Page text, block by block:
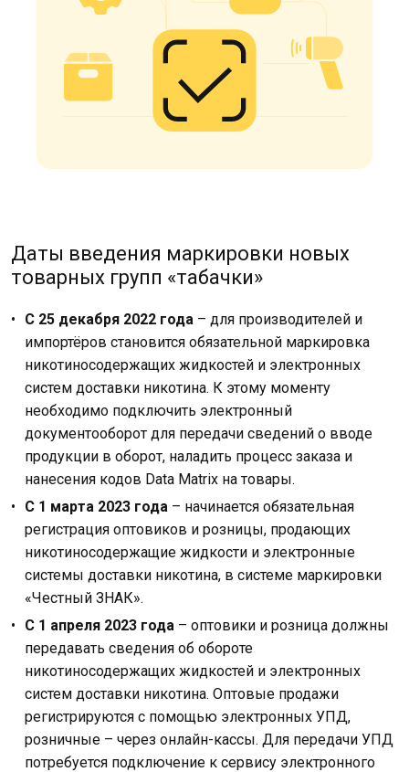
Даты введения маркировки новых
товарных групп «табачки»
С 25 декабря 2022 года – для производителей и
импортёров становится обязательной маркировка
никотиносодержащих жидкостей и электронных
систем доставки никотина. К этому моменту
необходимо подключить электронный
документооборот для передачи сведений о вводе
продукции в оборот, наладить процесс заказа и
нанесения кодов Data Matrix на товары.
С 1 марта 2023 года – начинается обязательная
регистрация оптовиков и розницы, продающих
никотиносодержащие жидкости и электронные
системы доставки никотина, в системе маркировки
«Честный ЗНАК».
С 1 апреля 2023 года – оптовики и розница должны
передавать сведения об обороте
никотиносодержащих жидкостей и электронных
систем доставки никотина. Оптовые продажи
регистрируются с помощью электронных УПД,
розничные – через онлайн-кассы. Для передачи УПД
потребуется подключение к сервису электронного